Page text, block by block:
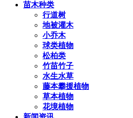
苗木种类
行道树
地被灌木
小乔木
球类植物
松柏类
竹苗竹子
水生水草
藤本攀援植物
草本植物
花境植物